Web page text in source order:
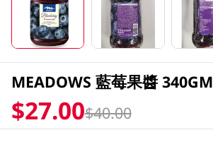
MEADOWS 藍莓果醬 340GM
$27.00$40.00